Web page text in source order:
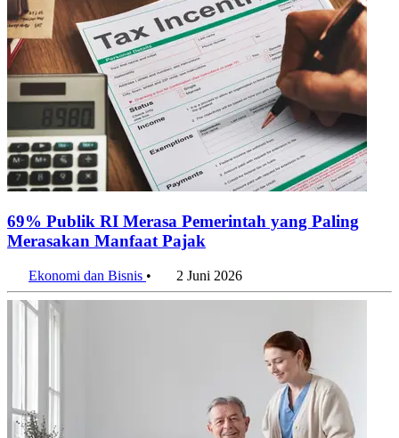
69% Publik RI Merasa Pemerintah yang Paling
Merasakan Manfaat Pajak
Ekonomi dan Bisnis • 2 Juni 2026